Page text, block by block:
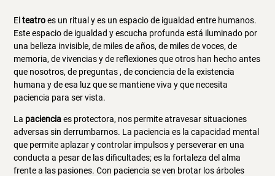
Elteatroes un ritual y es un espacio de igualdad entre humanos.
Este espacio de igualdad y escucha profunda está iluminado por
una belleza invisible, de miles de años, de miles de voces, de
memoria, de vivencias y de reflexiones que otros han hecho antes
que nosotros, de preguntas , de conciencia de la existencia
humana y de esa luz que se mantiene viva y que necesita
paciencia para ser vista.
La pacienciaes protectora, nos permite atravesar situaciones
adversas sin derrumbarnos. La paciencia es la capacidad mental
que permite aplazar y controlar impulsos y perseverar en una
conducta a pesar de las dificultades; es la fortaleza del alma
frente a las pasiones. Con paciencia se ven brotar los árboles